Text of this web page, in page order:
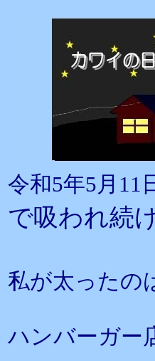
令和5年5月11
で吸われ続
私が太ったの
ハンバーガー